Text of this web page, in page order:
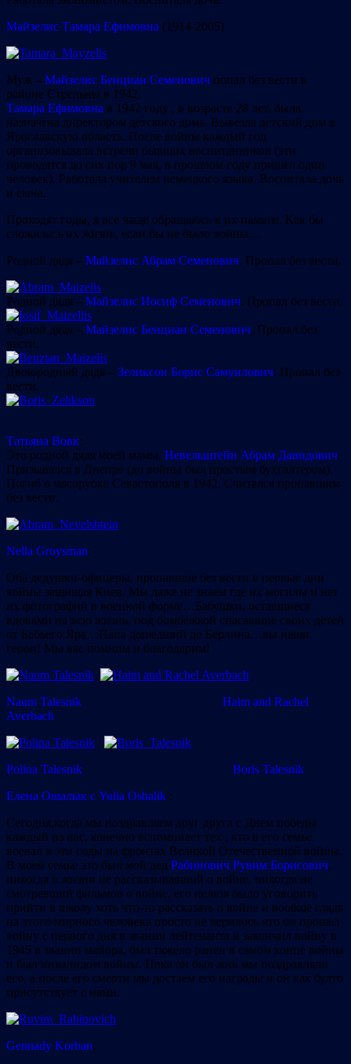
Майзелис Тамара Ефимовна (1914-2005)
Муж – Майзелис Бенциан Семенович попал без вести в
районе Стрельны в 1942.
Тамара Ефимовна в 1942 году , в возрасте 28 лет, была
назначена директором детского дома. Вывезла детский дом в
Ярославскую область. После войны каждый год
организовывала встречи бывших воспитанников (эти
проводятся до сих пор 9 мая, в прошлом году пришел один
человек). Работала учителем немецкого языка. Воспитала дочь
и сына.
Проходят годы, я все чаще обращаюсь к их памяти. Как бы
сложилась их жизнь, если бы не было войны…
Родной дядя – Майзелис Абрам Семенович. Пропал без вести.
Родной дядя – Майзелис Иосиф Семенович. Пропал без вести.
Родной дядя – Майзелис Бенциан Семенович. Пропал без
вести.
Двоюродный дядя – Зеликсон Борис Самуилович. Пропал без
вести.
Татьяна Вовк:
Это родной дядя моей мамы, Невельштейн Абрам Давидович.
Призывался в Днепре (до войны был простым бухгалтером).
Погиб в мясорубке Севастополя в 1942. Считался пропавшим
без вести.
Nella Groysman:
Оба дедушки-офицеры, пропавшие без вести в первые дни
войны защищая Киев. Мы даже не знаем где их могилы и нет
их фотографий в военной форме…Бабушки, оставшиеся
вдовами на всю жизнь, под бомбежкой спасавшие своих детей
от Бабьего Яра…Папа дошедший до Берлина…вы наши
герои! Мы вас помним и благодарим!
Naum Talesnik
Haim and Rachel
Averbach
Polina Talesnik
Boris Talesnik
Елена Ошалык с Yulia Oshalik :
Сегодня,когда мы поздравляем друг друга с Днем победы
каждый из нас, конечно вспоминает тех , кто в его семье
воевал в эти годы на фронтах Великой Отечественной войны.
В моей семье это был мой дед Рабинович Рувим Борисович,
никогда в жизни не рассказывавший о войне, никогда не
смотревший фильмов о войне, его нельзя было уговорить
прийти в школу хоть что-то рассказать о войне и вообще глядя
на этого мирного человека просто не верилось что он прошел
войну с первого дня в звании лейтенанта и закончил войну в
1945 в звании майора, был тяжело ранен в самом конце войны
и был инвалидом войны. Пока он был жив мы поздравляли
его, а после его смерти мы достаем его награды и он как будто
присутствует с нами.
Gennady Korban: